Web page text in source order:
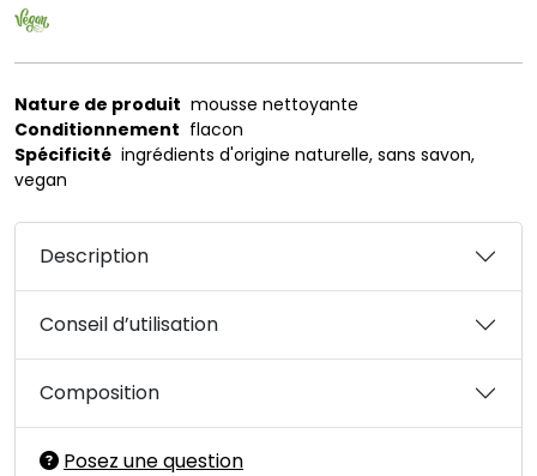
Nature de produit mousse nettoyante
Conditionnement flacon
Spécificité ingrédients d'origine naturelle, sans savon,
vegan
Description
Conseil d’utilisation
Composition
Posez une question